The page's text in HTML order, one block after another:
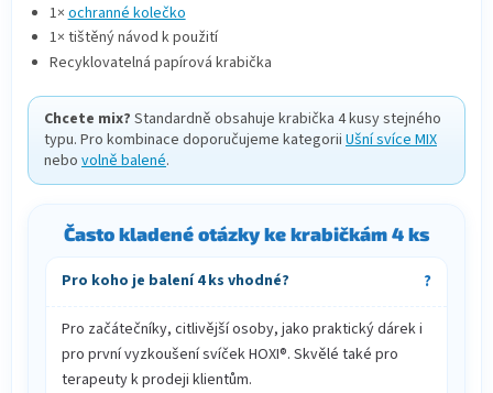
1× ochranné kolečko
1× tištěný návod k použití
Recyklovatelná papírová krabička
Chcete mix? Standardně obsahuje krabička 4 kusy stejného
typu. Pro kombinace doporučujeme kategorii Ušní svíce MIX
nebo volně balené.
Často kladené otázky ke krabičkám 4 ks
Pro koho je balení 4 ks vhodné?
Pro začátečníky, citlivější osoby, jako praktický dárek i
pro první vyzkoušení svíček HOXI®. Skvělé také pro
terapeuty k prodeji klientům.